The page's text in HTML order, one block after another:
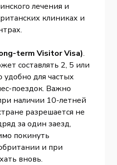
лечения и
клиниках и
term Visitor Visa).
составлять 2, 5 или
удобно для частых
поездок. Важно
наличии 10-летней
разрешается не
за один заезд,
покинуть
и при
вновь.